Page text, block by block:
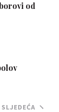
od
SLJEDEĆA